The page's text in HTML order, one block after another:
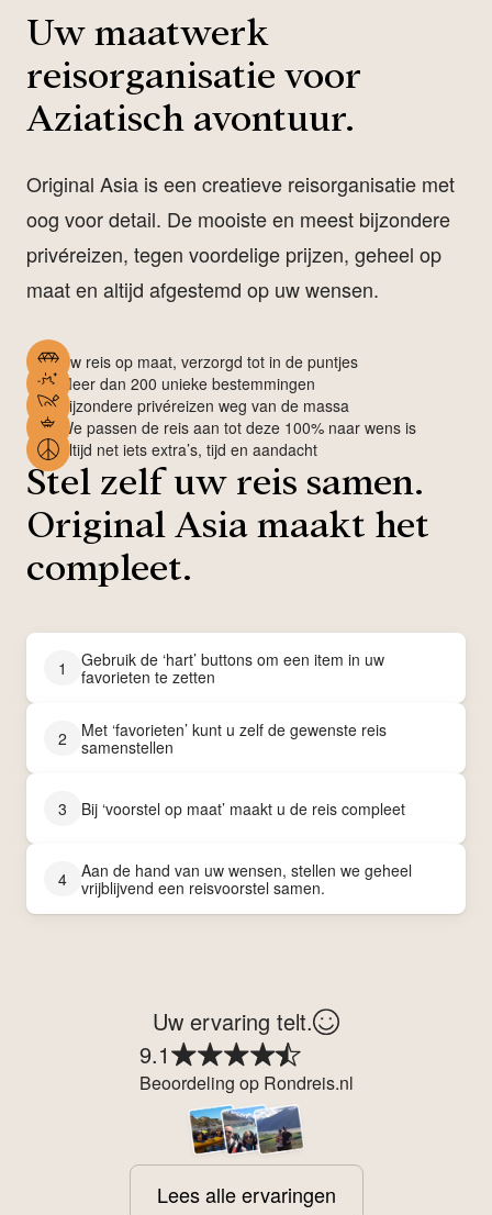
Uw maatwerk
reisorganisatie voor
Aziatisch avontuur.
Original Asia is een creatieve reisorganisatie met
oog voor detail. De mooiste en meest bijzondere
privéreizen, tegen voordelige prijzen, geheel op
maat en altijd afgestemd op uw wensen.
Uw reis op maat, verzorgd tot in de puntjes
Meer dan 200 unieke bestemmingen
Bijzondere privéreizen weg van de massa
We passen de reis aan tot deze 100% naar wens is
Altijd net iets extra’s, tijd en aandacht
Stel zelf uw reis samen.
Original Asia maakt het
compleet.
1
Gebruik de ‘hart’ buttons om een item in uw
favorieten te zetten
2
Met ‘favorieten’ kunt u zelf de gewenste reis
samenstellen
3 Bij ‘voorstel op maat’ maakt u de reis compleet
4
Aan de hand van uw wensen, stellen we geheel
vrijblijvend een reisvoorstel samen.
Uw ervaring telt.
9.1
Beoordeling op Rondreis.nl
Lees alle ervaringen